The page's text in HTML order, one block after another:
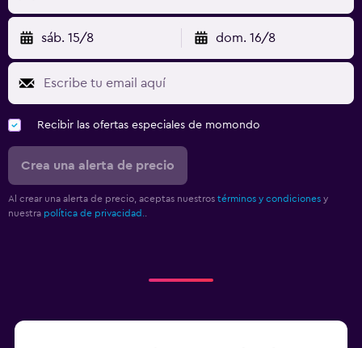
sáb. 15/8 dom. 16/8
Recibir las ofertas especiales de momondo
Crea una alerta de precio
Al crear una alerta de precio, aceptas nuestros términos y condiciones y
nuestra política de privacidad.